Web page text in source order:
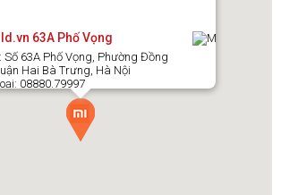
63A Phố Vọng
Số 63A Phố Vọng, Phường Đồng
Hai Bà Trưng, Hà Nội
08880.79997